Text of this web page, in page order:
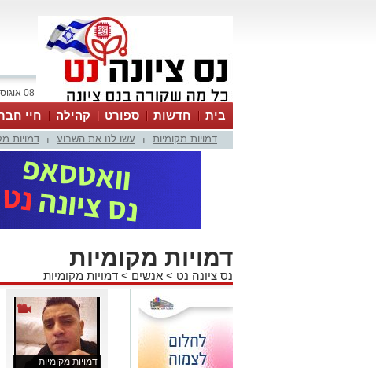
08 אוגוסט 2026 / 11:18
בית חדשות ספורט קהילה חיי
דמויות מקומיות עשו לנו את השבוע דמויות
דמויות מקומיות
נס ציונה נט > אנשים > דמויות מקומיות
דמויות מקומיות